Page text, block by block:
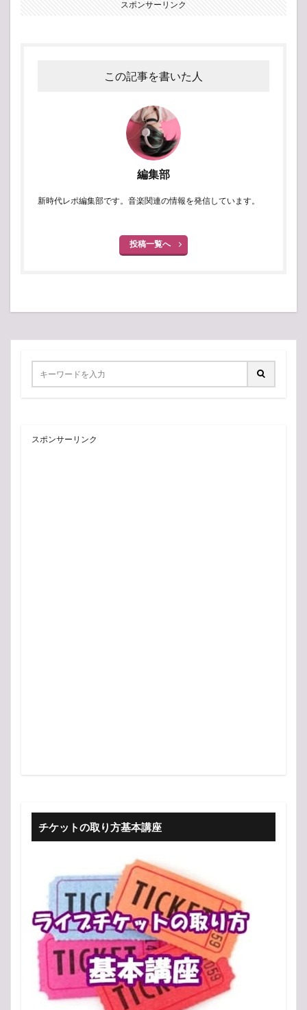
スポンサーリンク
この記事を書いた人
編集部
新時代レポ編集部です。音楽関連の情報を発信しています。
投稿一覧へ
スポンサーリンク
チケットの取り方基本講座